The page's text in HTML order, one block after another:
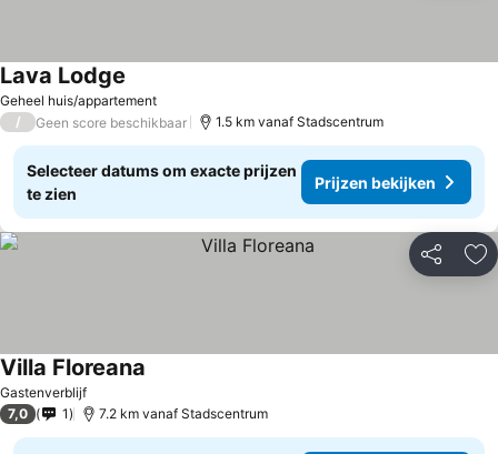
Geheel huis/appartement
Lava Lodge
/ Geen score beschikbaar 1.5 km vanaf Stadscentrum
Selecteer datums om exacte prijzen
te zien
Prijzen bekijken
Delen
Gastenverblijf
Villa Floreana
7,0 1 7.2 km vanaf Stadscentrum